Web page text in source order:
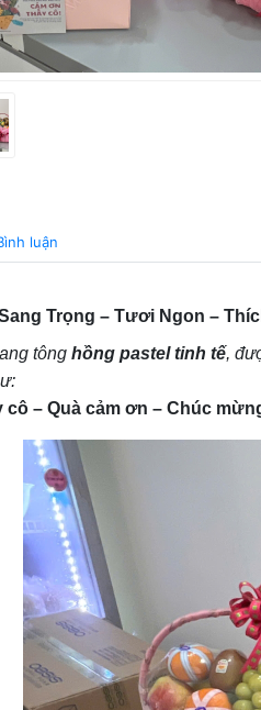
luận
Trọng – Tươi Ngon –
tông hồng pastel tinh tế,
cô – Quà cảm ơn – Chúc